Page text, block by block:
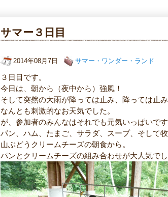
サマー３日目
2014年08月7日 サマー・ワンダー・ランド
３日目です。
今日は、朝から（夜中から）強風！
そして突然の大雨が降っては止み、降っては止
なんとも刺激的なお天気でした。
が、参加者のみんなはそれでも元気いっぱいです
パン、ハム、たまご、サラダ、スープ、そして
山ぶどうクリームチーズの朝食から。
パンとクリームチーズの組み合わせが大人気で